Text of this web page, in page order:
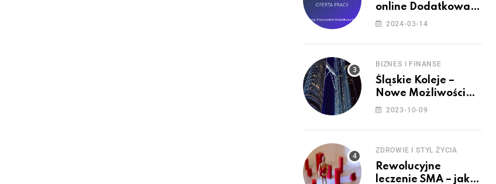
online Dodatkowa
(Zawiercie)
2024-03-14
BIZNES I FINANSE
Śląskie Koleje –
Nowe Możliwości
Podróżowania
2023-10-09
ZDROWIE I STYL ŻYCIA
Rewolucyjne
leczenie SMA – jak